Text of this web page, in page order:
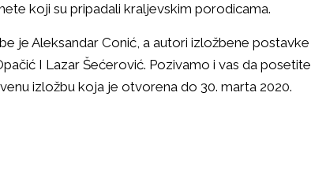
koji su pripadali kraljevskim porodicama.
je Aleksandar Conić, a autori izložbene postavke
I Lazar Šećerović. Pozivamo i vas da posetite
izložbu koja je otvorena do 30. marta 2020.